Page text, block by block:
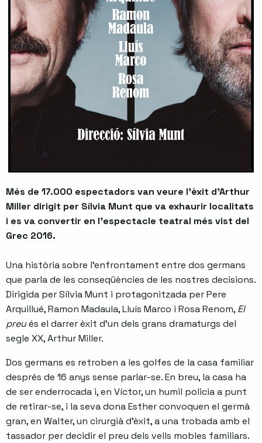
Més de 17.000 espectadors van veure l’èxit d’Arthur
Miller dirigit per Sílvia Munt que va exhaurir localitats
i es va convertir en l’espectacle teatral més vist del
Grec 2016.
Una història sobre l’enfrontament entre dos germans
que parla de les conseqüències de les nostres decisions.
Dirigida per Sílvia Munt i protagonitzada per Pere
Arquillué, Ramon Madaula, Lluís Marco i Rosa Renom, El
preués el darrer èxit d’un dels grans dramaturgs del
segle XX, Arthur Miller.
Dos germans es retroben a les golfes de la casa familiar
després de 16 anys sense parlar-se. En breu, la casa ha
de ser enderrocada i, en Víctor, un humil policia a punt
de retirar-se, i la seva dona Esther convoquen el germà
gran, en Walter, un cirurgià d’èxit, a una trobada amb el
tassador per decidir el preu dels vells mobles familiars.